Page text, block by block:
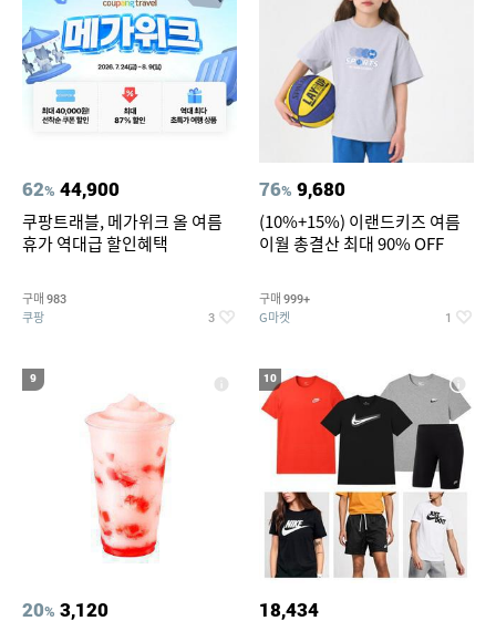
62% 44,900
쿠팡트래블, 메가위크 올 여름
휴가 역대급 할인혜택
구매 983
쿠팡 3
76% 9,680
(10%+15%) 이랜드키즈 여름
이월 총결산 최대 90% OFF
구매 999+
G마켓 1
9
20% 3,120
10
18,434